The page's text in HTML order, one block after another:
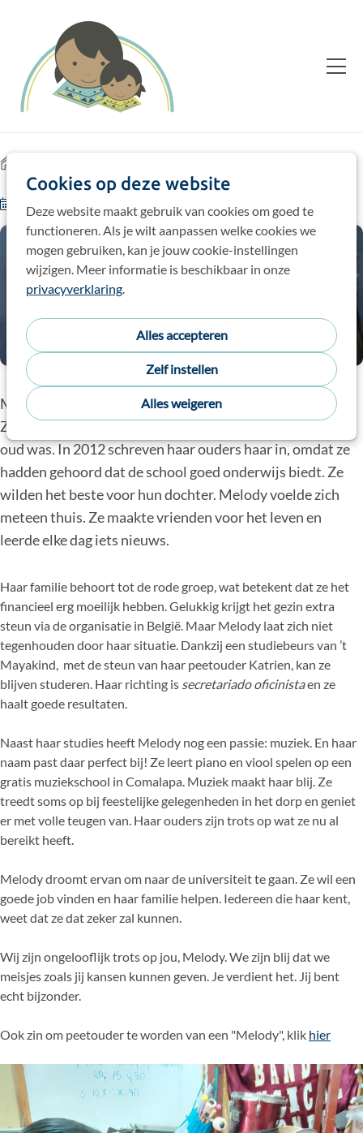
Cookies op deze website
Deze website maakt gebruik van cookies om goed te
functioneren. Als je wilt aanpassen welke cookies we
mogen gebruiken, kan je jouw cookie-instellingen
wijzigen. Meer informatie is beschikbaar in onze
privacyverklaring.
Alles accepteren
Zelf instellen
Alles weigeren
Melody is een meisje met een groot hart en veel dromen.
Ze zit al op het Liceo Nuevo Horizonte sinds ze zes jaar
oud was. In 2012 schreven haar ouders haar in, omdat ze
hadden gehoord dat de school goed onderwijs biedt. Ze
wilden het beste voor hun dochter. Melody voelde zich
meteen thuis. Ze maakte vrienden voor het leven en
leerde elke dag iets nieuws.
Haar familie behoort tot de rode groep, wat betekent dat ze het
financieel erg moeilijk hebben. Gelukkig krijgt het gezin extra
steun via de organisatie in België. Maar Melody laat zich niet
tegenhouden door haar situatie. Dankzij een studiebeurs van ’t
Mayakind, met de steun van haar peetouder Katrien, kan ze
blijven studeren. Haar richting is secretariado oficinistaen ze
haalt goede resultaten.
Naast haar studies heeft Melody nog een passie: muziek. En haar
naam past daar perfect bij! Ze leert piano en viool spelen op een
gratis muziekschool in Comalapa. Muziek maakt haar blij. Ze
treedt soms op bij feestelijke gelegenheden in het dorp en geniet
er met volle teugen van. Haar ouders zijn trots op wat ze nu al
bereikt heeft.
Melody droomt ervan om naar de universiteit te gaan. Ze wil een
goede job vinden en haar familie helpen. Iedereen die haar kent,
weet dat ze dat zeker zal kunnen.
Wij zijn ongelooflijk trots op jou, Melody. We zijn blij dat we
meisjes zoals jij kansen kunnen geven. Je verdient het. Jij bent
echt bijzonder.
Ook zin om peetouder te worden van een "Melody", klik hier